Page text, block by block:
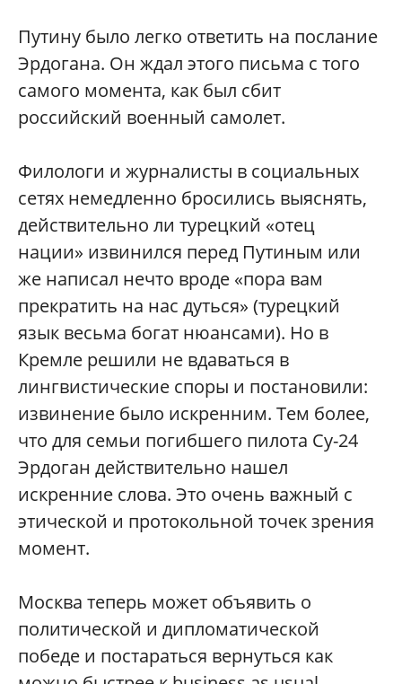
Путину было легко ответить на послание
Эрдогана. Он ждал этого письма с того
самого момента, как был сбит
российский военный самолет.
Филологи и журналисты в социальных
сетях немедленно бросились выяснять,
действительно ли турецкий «отец
нации» извинился перед Путиным или
же написал нечто вроде «пора вам
прекратить на нас дуться» (турецкий
язык весьма богат нюансами). Но в
Кремле решили не вдаваться в
лингвистические споры и постановили:
извинение было искренним. Тем более,
что для семьи погибшего пилота Су-24
Эрдоган действительно нашел
искренние слова. Это очень важный с
этической и протокольной точек зрения
момент.
Москва теперь может объявить о
политической и дипломатической
победе и постараться вернуться как